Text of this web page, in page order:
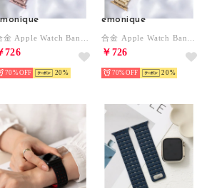
合金 Apple Watch Band スマートウォッチバンド【38/40/41/42/44/45/49mm対応】 （ピンク）
726
70% 20
emonique
合金 Apple Watch Band スマートウォッチバンド【38/40/41/42/44/45/49mm対応】 （ゴールド）
￥726
70% 20